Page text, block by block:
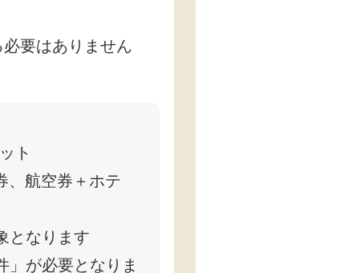
要はありません
ト
、航空券＋ホテ
となります
が必要となりま